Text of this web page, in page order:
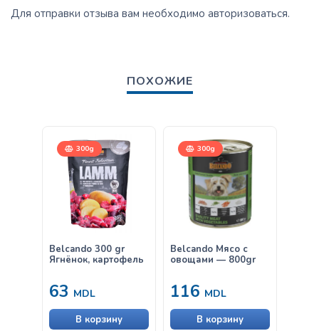
Для отправки отзыва вам необходимо авторизоваться.
ПОХОЖИЕ
300g
Belcando 300 gr
Ягнёнок, картофель
63 MDL
В корзину
300g
Belcando Мясо с
овощами — 800gr
116 MDL
В корзину